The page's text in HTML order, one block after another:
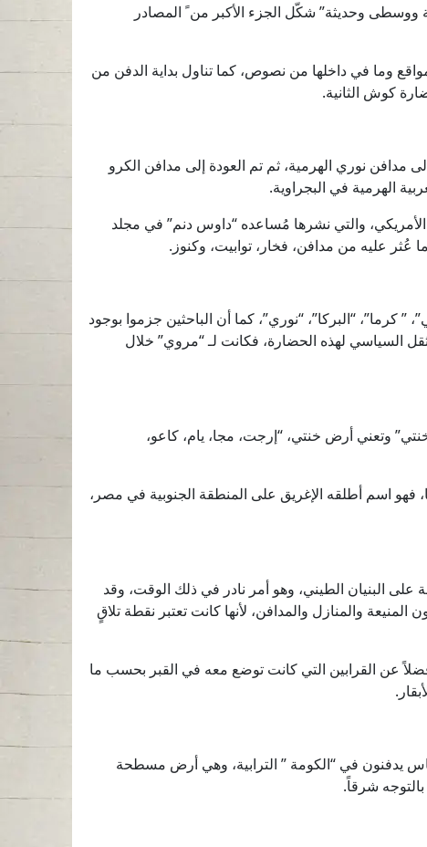
ووسطى وحديثة” شكّل الجزء الأكبر من ً المصادر
وما في داخلها من نصوص، كما تناول بداية الدفن من
كوش الثانية.
الهرمية، إلى مدافن نوري الهرمية، ثم تم العودة إلى مدافن الكرو
الهرمية في البجراوية.
الأمريكي، والتي نشرها مُساعده “داوس دنم” في مجلد
عليه من مدافن، فخار، توابيت، وكنوز.
كرما”، “البركا”، “نوري”، كما أن الباحثين جزموا بوجود
السياسي لهذه الحضارة، فكانت لـ “مروي” خلال
وتعني أرض خنتي، “إرجت، مجا، يام، كاعو،
فهو اسم أطلقه الإغريق على المنطقة الجنوبية في مصر،
البنيان الطيني، وهو أمر نادر في ذلك الوقت، وقد
والمنازل والمدافن، لأنها كانت تعتبر نقطة تلاقٍ
عن القرابين التي كانت توضع معه في القبر بحسب ما
يدفنون في “الكومة ” الترابية، وهي أرض مسطحة
شرقاً.